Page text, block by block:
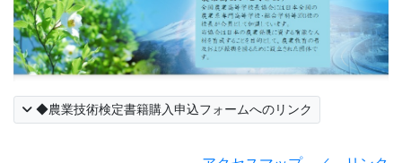
◆農業技術検定書籍購入申込フォームへのリンク